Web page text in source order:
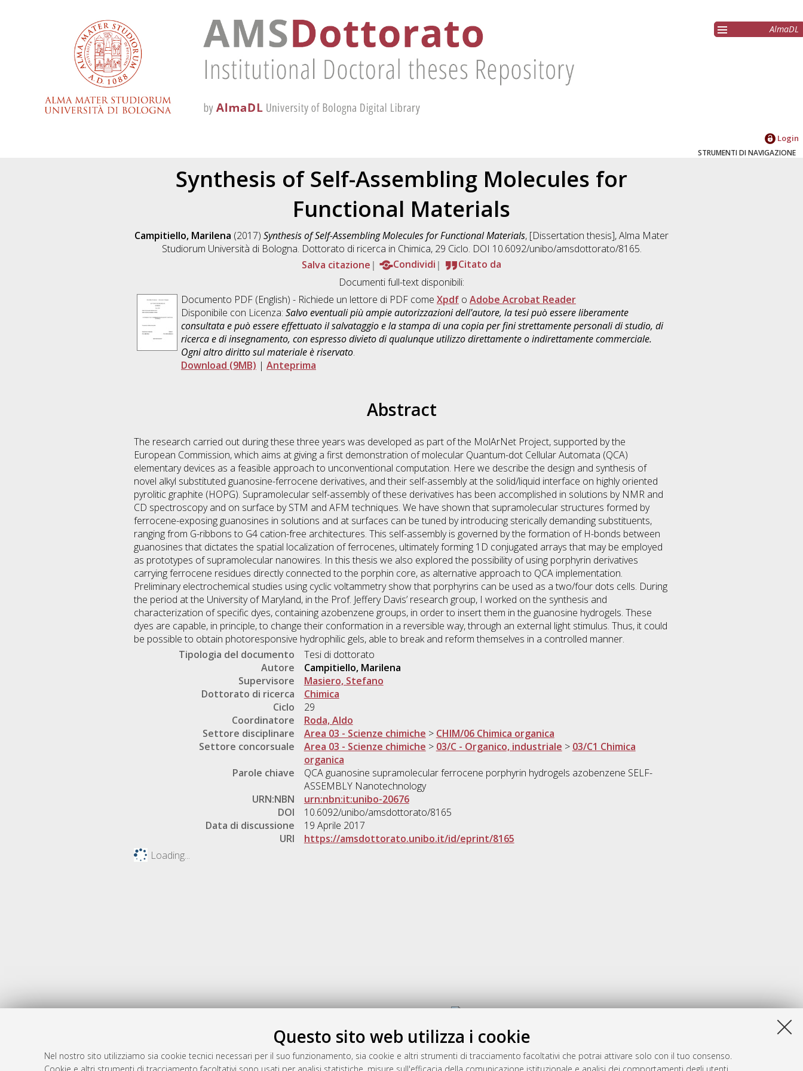
Questo sito web utilizza i cookie
Nel nostro sito utilizziamo sia cookie tecnici necessari per il suo funzionamento, sia cookie e altri strumenti di tracciamento facoltativi che potrai attivare solo con il tuo consenso.
AlmaDL
Login
STRUMENTI DI NAVIGAZIONE
Synthesis of Self-Assembling Molecules for
Functional Materials
Campitiello, Marilena (2017) Synthesis of Self-Assembling Molecules for Functional Materials, [Dissertation thesis], Alma Mater
Studiorum Università di Bologna. Dottorato di ricerca in Chimica, 29 Ciclo. DOI 10.6092/unibo/amsdottorato/8165.
Salva citazione
Condividi
Citato da
Documenti full-text disponibili:
Documento PDF (English) - Richiede un lettore di PDF come Xpdf o Adobe Acrobat Reader
Disponibile con Licenza: Salvo eventuali più ampie autorizzazioni dell'autore, la tesi può essere liberamente
consultata e può essere effettuato il salvataggio e la stampa di una copia per fini strettamente personali di studio, di
ricerca e di insegnamento, con espresso divieto di qualunque utilizzo direttamente o indirettamente commerciale.
Ogni altro diritto sul materiale è riservato.
Download (9MB) | Anteprima
Abstract
The research carried out during these three years was developed as part of the MolArNet Project, supported by the
European Commission, which aims at giving a first demonstration of molecular Quantum-dot Cellular Automata (QCA)
elementary devices as a feasible approach to unconventional computation. Here we describe the design and synthesis of
novel alkyl substituted guanosine-ferrocene derivatives, and their self-assembly at the solid/liquid interface on highly oriented
pyrolitic graphite (HOPG). Supramolecular self-assembly of these derivatives has been accomplished in solutions by NMR and
CD spectroscopy and on surface by STM and AFM techniques. We have shown that supramolecular structures formed by
ferrocene-exposing guanosines in solutions and at surfaces can be tuned by introducing sterically demanding substituents,
ranging from G-ribbons to G4 cation-free architectures. This self-assembly is governed by the formation of H-bonds between
guanosines that dictates the spatial localization of ferrocenes, ultimately forming 1D conjugated arrays that may be employed
as prototypes of supramolecular nanowires. In this thesis we also explored the possibility of using porphyrin derivatives
carrying ferrocene residues directly connected to the porphin core, as alternative approach to QCA implementation.
Preliminary electrochemical studies using cyclic voltammetry show that porphyrins can be used as a two/four dots cells. During
the period at the University of Maryland, in the Prof. Jeffery Davis’ research group, I worked on the synthesis and
characterization of specific dyes, containing azobenzene groups, in order to insert them in the guanosine hydrogels. These
dyes are capable, in principle, to change their conformation in a reversible way, through an external light stimulus. Thus, it could
be possible to obtain photoresponsive hydrophilic gels, able to break and reform themselves in a controlled manner.
Tipologia del documento
Tesi di dottorato
Autore
Campitiello, Marilena
Supervisore
Masiero, Stefano
Dottorato di ricerca
Chimica
Ciclo
29
Coordinatore
Roda, Aldo
Settore disciplinare
Area 03 - Scienze chimiche > CHIM/06 Chimica organica
Settore concorsuale
Area 03 - Scienze chimiche > 03/C - Organico, industriale > 03/C1 Chimica
organica
Parole chiave
QCA guanosine supramolecular ferrocene porphyrin hydrogels azobenzene SELF-
ASSEMBLY Nanotechnology
URN:NBN
urn:nbn:it:unibo-20676
DOI
10.6092/unibo/amsdottorato/8165
Data di discussione
19 Aprile 2017
URI
https://amsdottorato.unibo.it/id/eprint/8165
Loading...
Atom
AMS Dottorato